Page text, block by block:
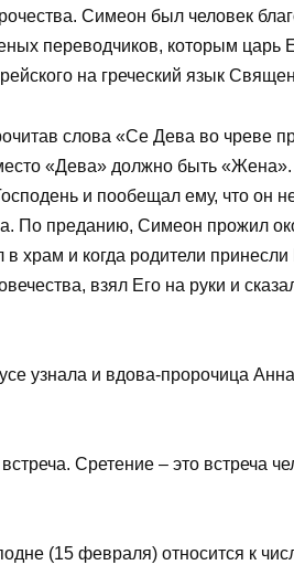
Симеон был человек
переводчиков, которым царь
на греческий язык
слова «Се Дева во чреве
«Дева» должно быть
и пообещал ему, что он
По преданию, Симеон прожил
храм и когда родители
взял Его на руки и
узнала и вдова-пророчица
Сретение – это встреча
(15 февраля) относится к